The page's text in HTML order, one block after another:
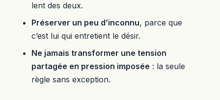
lent des deux.
Préserver un peu d’inconnu, parce que
c’est lui qui entretient le désir.
Ne jamais transformer une tension
partagée en pression imposée : la seule
règle sans exception.